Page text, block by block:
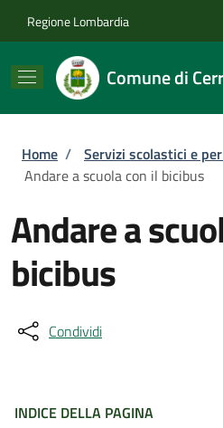
Regione Lombardia
Comune di
Briciole di pane
Home / Servizi scolastici e
Andare a scuola con il bicibus
Andare a
bicibus
Condividi
INDICE DELLA PAGINA